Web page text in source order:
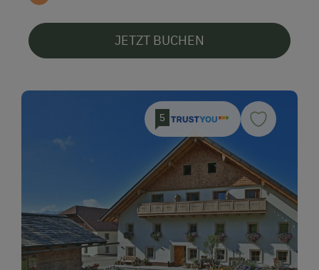
JETZT BUCHEN
5